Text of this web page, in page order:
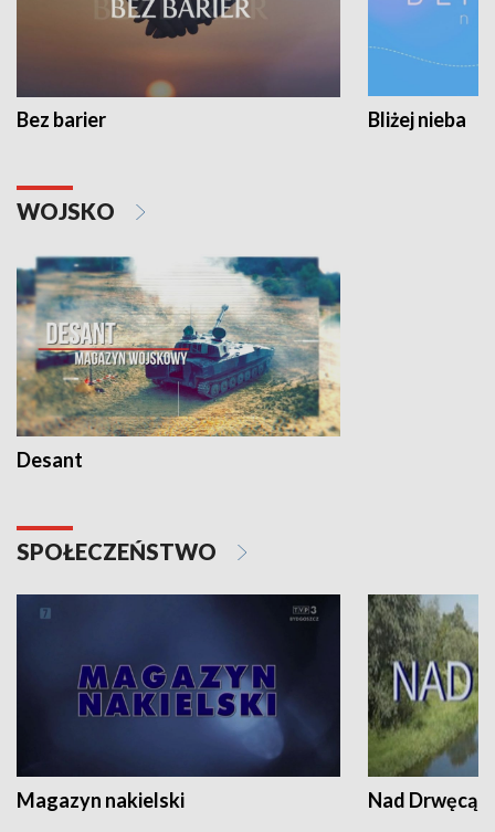
Bez barier Bliżej nieba
WOJSKO
Desant
SPOŁECZEŃSTWO
Magazyn nakielski Nad Drwęcą